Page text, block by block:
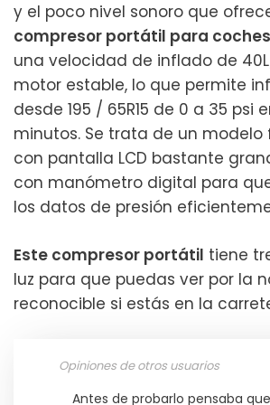
y el poco nivel sonoro que
compresor portátil para coches
una velocidad de inflado de
motor estable, lo que permite
desde 195 / 65R15 de 0 a 35 psi
minutos. Se trata de un modelo
con pantalla LCD bastante
con manómetro digital para
los datos de presión
Este compresor portátil tiene
luz para que puedas ver por la
reconocible si estás en la
Opiniones de otros usuarios
Antes de probarlo pensaba